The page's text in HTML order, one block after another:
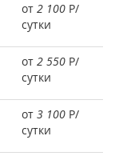
от 2 100 Р/
сутки
от 2 550 Р/
сутки
от 3 100 Р/
сутки